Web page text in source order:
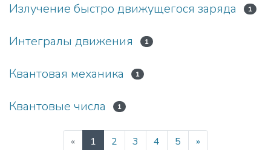
Излучение быстро движущегося заряда 1
Интегралы движения 1
Квантовая механика 1
Квантовые числа 1
« 1 (current)
2 3 4 5 »